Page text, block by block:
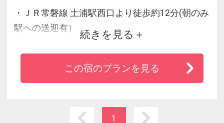
・ＪＲ常磐線 土浦駅西口より徒歩約12分(朝のみ
駅への送迎有）
・駐車場は約300台駐車可・普通車は無料なので
お車でも安心。
・館内には霞ケ浦や筑波山が一望出来る展望レ
続きを見る
この宿のプランを見る
1